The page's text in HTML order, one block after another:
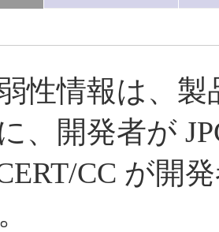
性情報は、
、開発者が
CC が開